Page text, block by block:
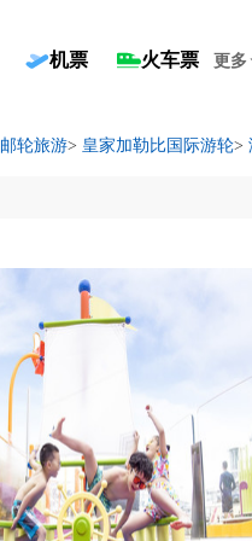
机票 火车票 更多
邮轮旅游> 皇家加勒比国际游轮>